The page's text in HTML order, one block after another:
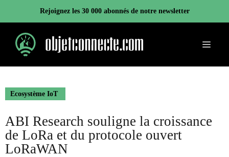
contenu
Rejoignez les 30 000 abonnés de notre newsletter
Menu
Ecosystème IoT
ABI Research souligne la croissance
de LoRa et du protocole ouvert
LoRaWAN